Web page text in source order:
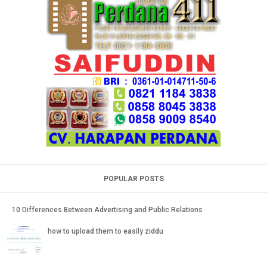
POPULAR POSTS
10 Differences Between Advertising and Public Relations
how to upload them to easily ziddu